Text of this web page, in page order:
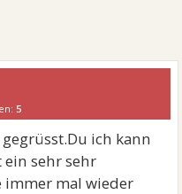
5
ich kann
ein sehr sehr
immer mal wieder